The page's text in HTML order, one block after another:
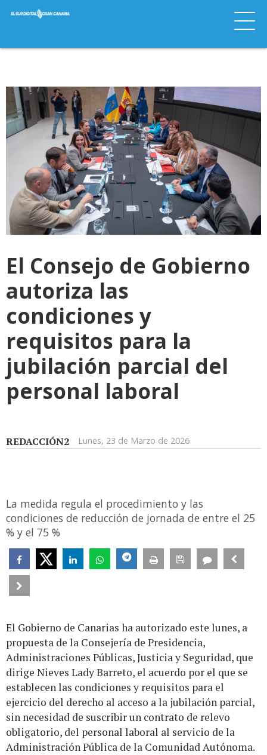
El Consejo de Gobierno
autoriza las
condiciones y
requisitos para la
jubilación parcial del
personal laboral
REDACCIÓN2 Lunes, 23 de Marzo de 2026
La medida regula el procedimiento y las
condiciones de reducción de jornada de entre el 25
% y el 75 %
El Gobierno de Canarias ha autorizado este lunes, a
propuesta de la Consejería de Presidencia,
Administraciones Públicas, Justicia y Seguridad, que
dirige Nieves Lady Barreto, el acuerdo por el que se
establecen las condiciones y requisitos para el
ejercicio del derecho al acceso a la jubilación parcial,
sin necesidad de suscribir un contrato de relevo
obligatorio, del personal laboral al servicio de la
Administración Pública de la Comunidad Autónoma.